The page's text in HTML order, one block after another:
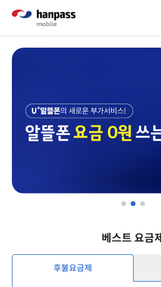
베스트 요금제
후불요금제